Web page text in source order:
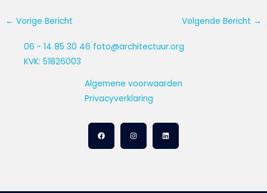
← Vorige Bericht Volgende Bericht →
06 - 14 85 30 46 foto@architectuur.org
KVK: 51826003
Algemene voorwaarden
Privacyverklaring